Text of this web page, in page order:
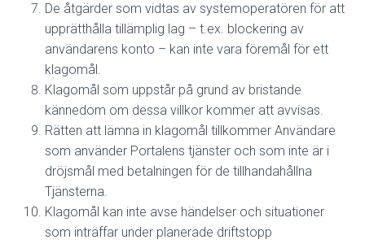
De åtgärder som vidtas av systemoperatören för att
upprätthålla tillämplig lag – t.ex. blockering av
användarens konto – kan inte vara föremål för ett
klagomål.
Klagomål som uppstår på grund av bristande
kännedom om dessa villkor kommer att avvisas.
Rätten att lämna in klagomål tillkommer Användare
som använder Portalens tjänster och som inte är i
dröjsmål med betalningen för de tillhandahållna
Tjänsterna.
Klagomål kan inte avse händelser och situationer
som inträffar under planerade driftstopp